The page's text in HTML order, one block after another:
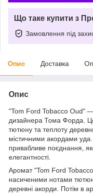
Що таке купити з
Замовлення під
Опис Доставка
Опис
"Tom Ford Tobacco Oud" —
дизайнера Тома Форда.
тютюну та теплоту
містичними акордами
привабливе поєднання,
елегантності.
Аромат "Tom Ford
насиченими нотами
деревні акорди. Потім в